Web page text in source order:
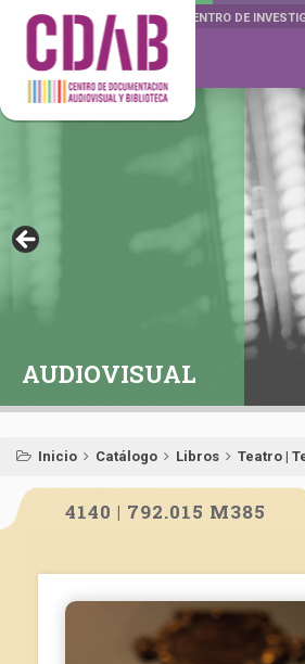
DOCUMENTA DRAMÁTICAS CENTRO DE
AUDIOVISUAL
Inicio Catálogo Libros Teatro |
4140 | 792.015 M385